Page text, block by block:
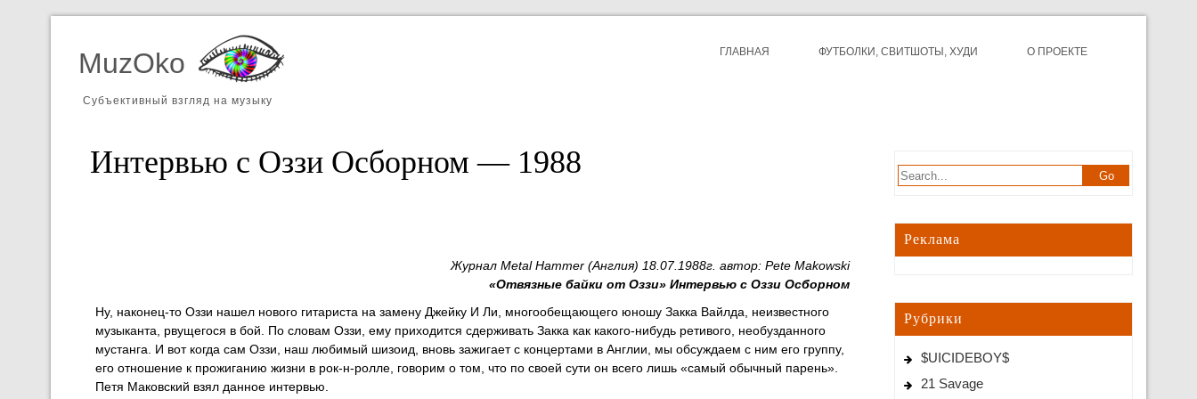
MuzOko
Субъективный взгляд на музыку
ГЛАВНАЯ ФУТБОЛКИ, СВИТШОТЫ, ХУДИ О ПРОЕКТЕ
Интервью с Оззи Осборном — 1988
Журнал Metal Hammer (Англия) 18.07.1988г. автор: Pete Makowski
«Отвязные байки от Оззи» Интервью с Оззи Осборном
Ну, наконец-то Оззи нашел нового гитариста на замену Джейку И Ли, многообещающего юношу Закка Вайлда, неизвестного
музыканта, рвущегося в бой. По словам Оззи, ему приходится сдерживать Закка как какого-нибудь ретивого, необузданного
мустанга. И вот когда сам Оззи, наш любимый шизоид, вновь зажигает с концертами в Англии, мы обсуждаем с ним его группу,
его отношение к прожиганию жизни в рок-н-ролле, говорим о том, что по своей сути он всего лишь «самый обычный парень».
Петя Маковский взял данное интервью.
Реклама
Рубрики
$UICIDEBOY$
21 Savage